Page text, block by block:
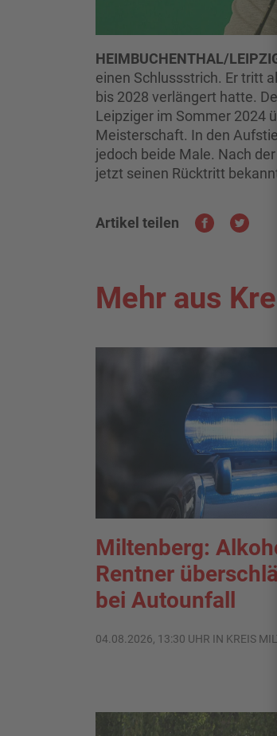
HEIMBUCHENTHAL/
einen Schlussstrich. Er tritt
bis 2028 verlängert hatte.
Leipziger im Sommer 2024
Meisterschaft. In den
jedoch beide Male. Nach
jetzt seinen Rücktritt
Artikel teilen
Mehr aus
Miltenberg:
Rentner
bei Autounfall
04.08.2026, 13:30 UHR IN KREIS